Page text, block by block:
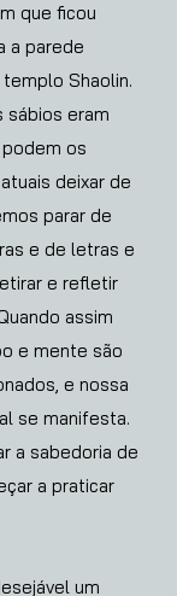
que ficou
a parede
Shaolin.
sábios eram
os
deixar de
parar de
e de letras e
e refletir
assim
e mente são
e nossa
se manifesta.
a sabedoria de
a praticar
um